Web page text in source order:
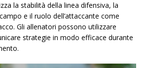
la stabilità della linea difensiva, la
e il ruolo dell’attaccante come
Gli allenatori possono utilizzare
strategie in modo efficace durante